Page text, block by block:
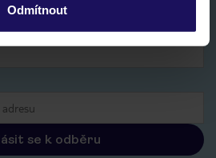
Odmítnout
registraci potvrdit!
se k odběru